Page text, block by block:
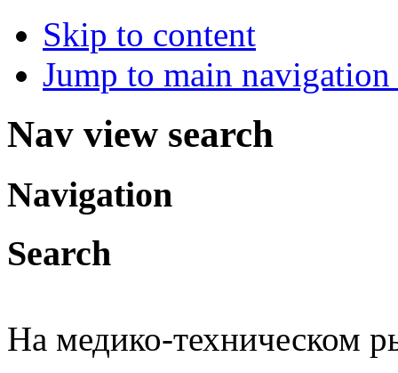
Skip to content
Jump to main
Nav view search
Navigation
Search
На медико-техническом